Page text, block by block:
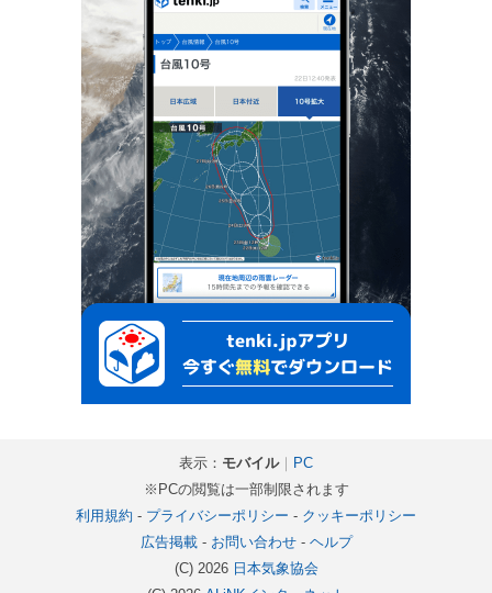
表示： モバイル｜
PC
※PCの閲覧は一部制限されます
利用規約 - プライバシーポリシー - クッキーポリシー
広告掲載- お問い合わせ- ヘルプ
(C) 2026 日本気象協会